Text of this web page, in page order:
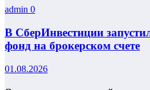
admin 0
В СберИнвестиции
фонд на брокерском счете
01.08.2026